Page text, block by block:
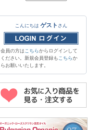
こんにちは ゲスト さん
会員の方はこちらからログインして
ください。新規会員登録もこちらか
らお願いいたします。